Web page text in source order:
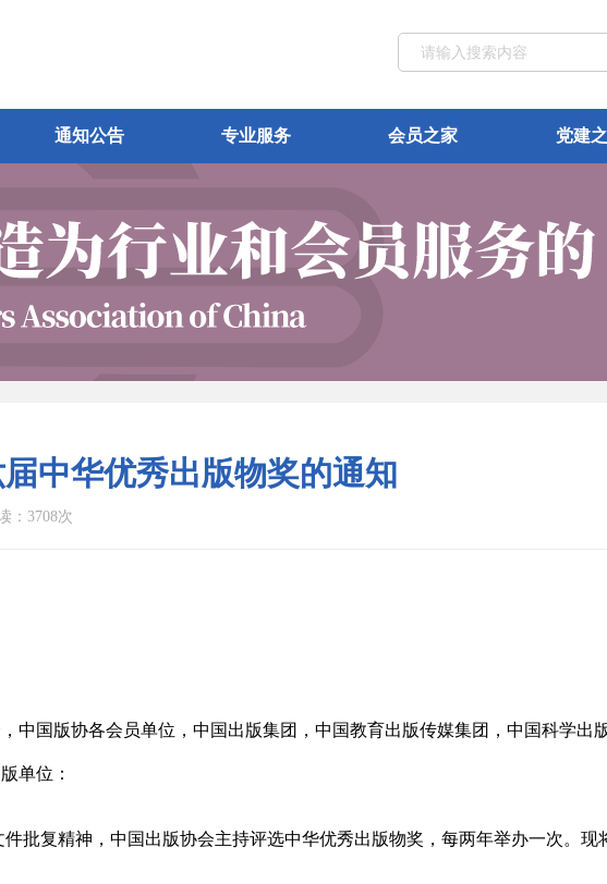
通知公告 专业服务 会员之家 党建
中华优秀出版物奖的通知
：3708次
中国版协各会员单位，中国出版集团，中国教育出版传媒集团，中国科学出
单位：
批复精神，中国出版协会主持评选中华优秀出版物奖，每两年举办一次。